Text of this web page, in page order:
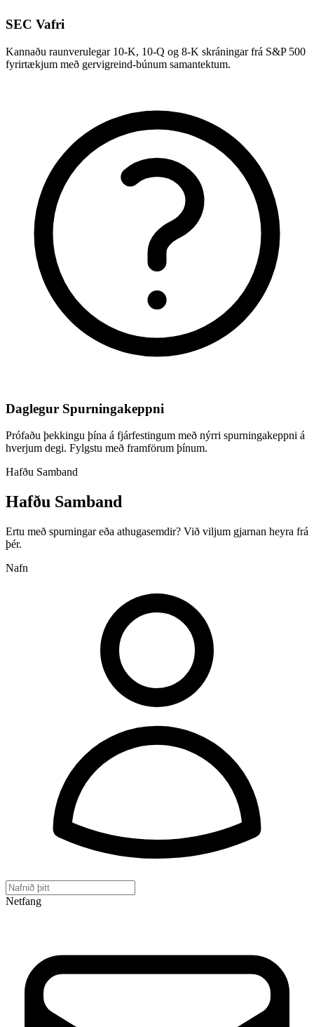
SEC Vafri
Kannaðu raunverulegar 10-K, 10-Q og 8-K skráningar frá S&P 500
fyrirtækjum með gervigreind-búnum samantektum.
Daglegur Spurningakeppni
Prófaðu þekkingu þína á fjárfestingum með nýrri spurningakeppni á
hverjum degi. Fylgstu með framförum þínum.
Hafðu Samband
Hafðu Samband
Ertu með spurningar eða athugasemdir? Við viljum gjarnan heyra frá
þér.
Nafn
Netfang